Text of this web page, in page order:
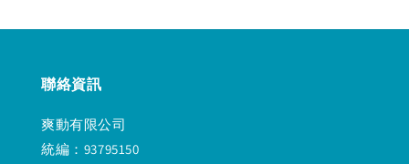
聯絡資訊
爽動有限公司
統編：93795150